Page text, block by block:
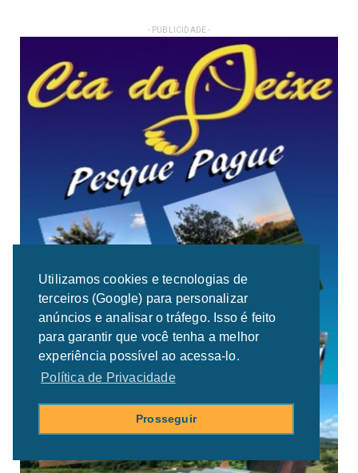
Utilizamos cookies e tecnologias de
terceiros (Google) para personalizar
anúncios e analisar o tráfego. Isso é feito
para garantir que você tenha a melhor
experiência possível ao acessa-lo.
Política de Privacidade
Prosseguir
- PUBLICIDADE -